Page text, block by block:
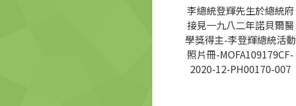
李總統登輝先生於總統府
接見一九八二年諾貝爾醫
學獎得主-李登輝總統活動
照片冊-MOFA109179CF-
2020-12-PH00170-007